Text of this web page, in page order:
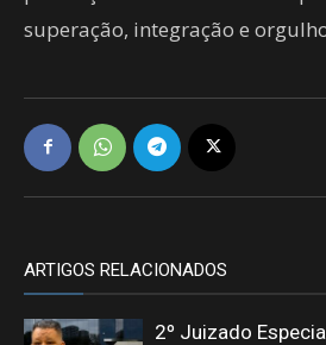
superação, integração e
ARTIGOS RELACIONADOS
2º Juizado